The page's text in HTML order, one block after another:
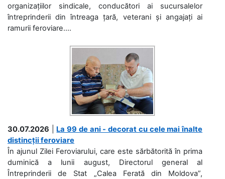
organizațiilor sindicale, conducători ai sucursalelor
întreprinderii din întreaga țară, veterani și angajați ai
ramurii feroviare....
30.07.2026
La 99 de ani - decorat cu cele mai înalte
distincții feroviare
În ajunul Zilei Feroviarului, care este sărbătorită în prima
duminică a lunii august, Directorul general al
Întreprinderii de Stat „Calea Ferată din Moldova”,